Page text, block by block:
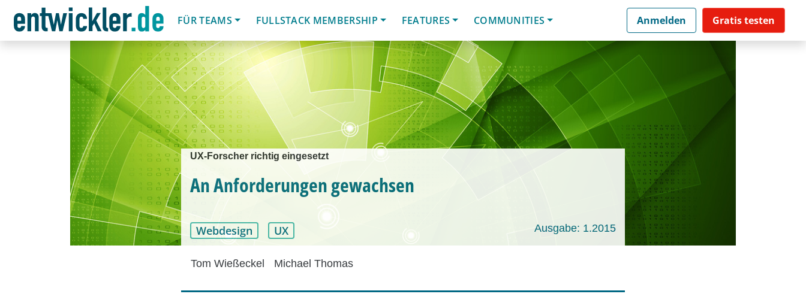
FÜR TEAMS
FULLSTACK MEMBERSHIP FEATURES COMMUNITIES Anmelden Gratis testen
UX-Forscher richtig eingesetzt
An Anforderungen gewachsen
Webdesign UX Ausgabe: 1.2015
Tom Wießeckel Michael Thomas